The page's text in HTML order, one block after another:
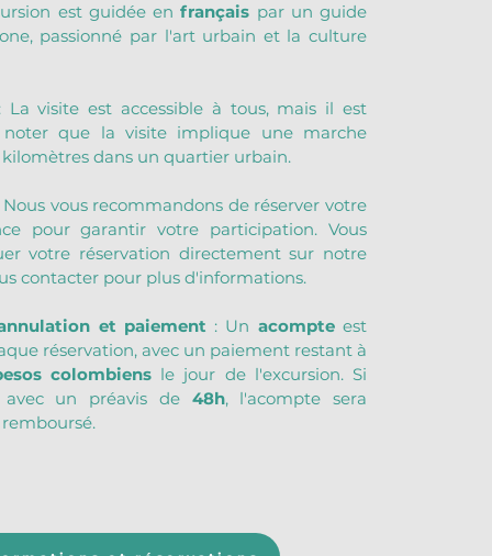
est guidée en français par un guide
passionné par l'art urbain et la culture
: La visite est accessible à tous, mais il est
que la visite implique une marche
kilomètres dans un quartier urbain.
Nous vous recommandons de réserver votre
pour garantir votre participation. Vous
votre réservation directement sur notre
contacter pour plus d'informations.
et paiement : Un acompte est
réservation, avec un paiement restant à
colombiens le jour de l'excursion. Si
avec un préavis de 48h, l'acompte sera